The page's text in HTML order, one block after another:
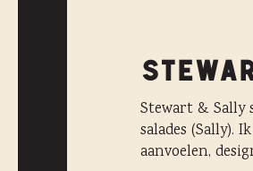
Stewart & Sally
salades (Sally).
aanvoelen,